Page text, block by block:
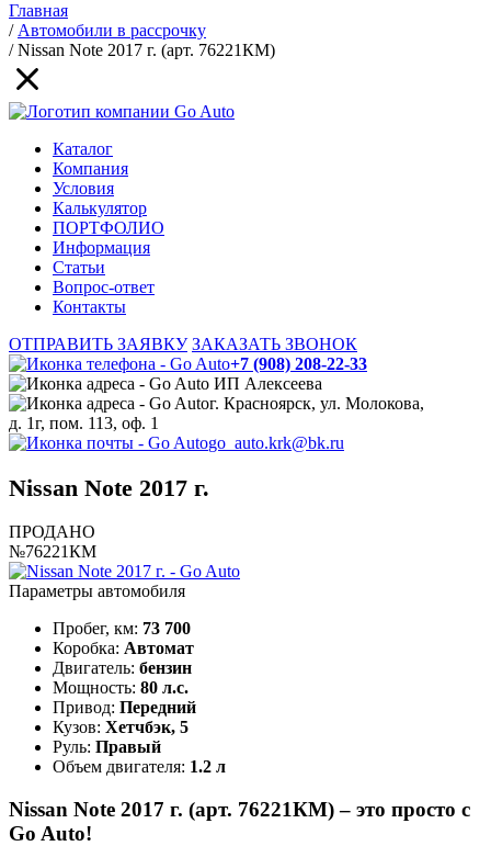
Главная
/Автомобили в рассрочку
/Nissan Note 2017 г. (арт. 76221КМ)
Каталог
Компания
Условия
Калькулятор
ПОРТФОЛИО
Информация
Статьи
Вопрос-ответ
Контакты
ОТПРАВИТЬ ЗАЯВКУ ЗАКАЗАТЬ ЗВОНОК
+7 (908) 208-22-33
ИП Алексеева
г. Красноярск, ул. Молокова,
д. 1г, пом. 113, оф. 1
go_auto.krk@bk.ru
Nissan Note 2017 г.
ПРОДАНО
№76221КМ
Параметры автомобиля
Пробег, км: 73 700
Коробка: Автомат
Двигатель: бензин
Мощность: 80 л.с.
Привод: Передний
Кузов: Хетчбэк, 5
Руль: Правый
Объем двигателя: 1.2 л
Nissan Note 2017 г. (арт. 76221КМ) – это просто с
Go Auto!